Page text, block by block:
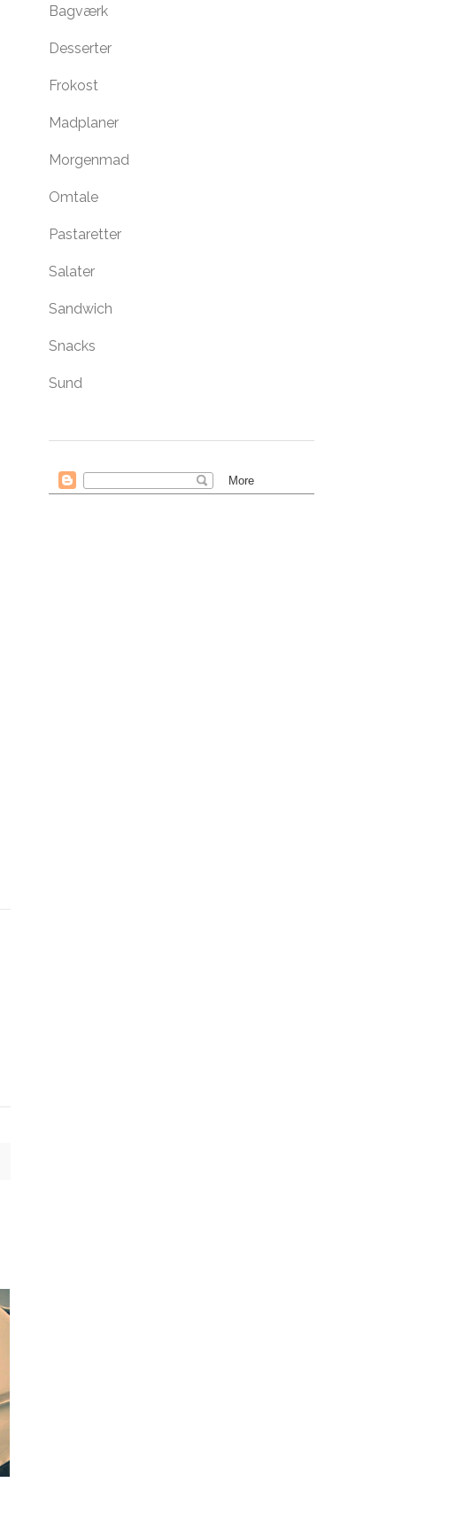
Bagværk
Desserter
Frokost
Madplaner
Morgenmad
Omtale
Pastaretter
Salater
Sandwich
Snacks
Sund